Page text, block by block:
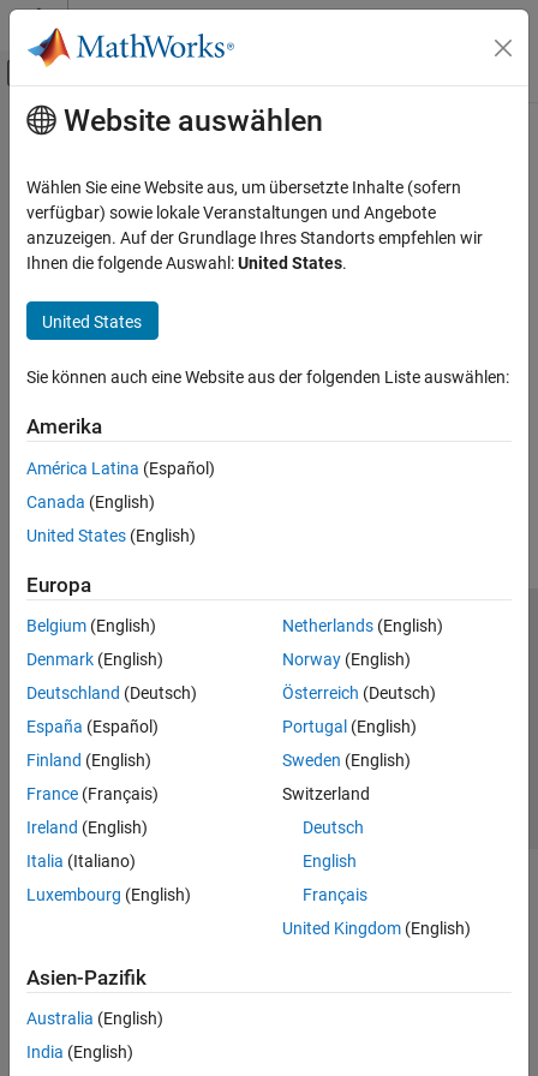
Weiter zum Inhalt
Umschaltung für Off-Canvas-
Startseite der Dokumentation
Hauptinhalt
How useful was this information?
Website auswählen
Wählen Sie eine Website aus, um übersetzte Inhalte (sofern
verfügbar) sowie lokale Veranstaltungen und Angebote
anzuzeigen. Auf der Grundlage Ihres Standorts empfehlen wir
Ihnen die folgende Auswahl:United States.
United States
Sie können auch eine Website aus der folgenden Liste auswählen:
Amerika
América Latina (Español)
Canada (English)
United States (English)
Europa
Belgium (English)
Denmark (English)
Deutschland (Deutsch)
España (Español)
Finland (English)
France (Français)
Ireland (English)
Italia (Italiano)
Luxembourg (English)
Netherlands(English)
Norway(English)
Österreich (Deutsch)
Portugal (English)
Sweden (English)
Switzerland
Deutsch
English
Français
United Kingdom(English)
Asien-Pazifik
Australia (English)
India (English)
Trust Center
Datenschutz-Richtlinien
Datendiebstahl verhindern
Status von Anwendungen
© 1994-2026 The MathWorks, Inc.
Website auswählen
Deutschland